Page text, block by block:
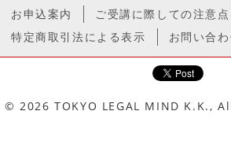
お申込案内
ご受講に際しての注意点
特定商取引法による表示
お問い合
© 2026 TOKYO LEGAL MIND K.K.,